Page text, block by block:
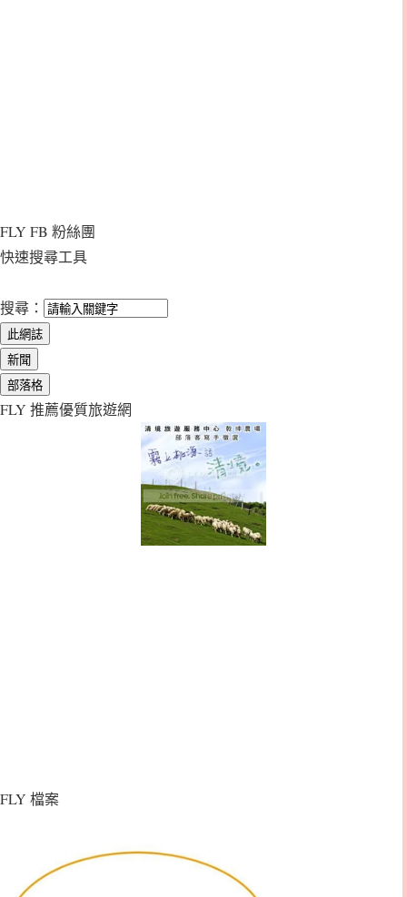
FLY FB 粉絲團
快速搜尋工具
搜尋：
FLY 推薦優質旅遊網
FLY 檔案